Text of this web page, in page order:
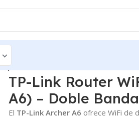
– Doble Banda
TP-Link Router
A6) – Doble Banda
El TP-Link Archer A6 ofrece WiFi de